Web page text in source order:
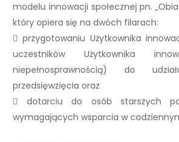
modelu innowacji społecznej pn.
który opiera się na dwóch filarach:
 przygotowaniu Użytkownika
uczestników Użytkownika
niepełnosprawnością) do
przedsięwzięcia oraz
 dotarciu do osób starszych
wymagających wsparcia w